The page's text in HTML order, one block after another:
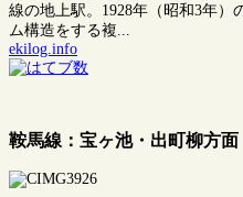
線の地上駅。1928年（昭和3年）
ム構造をする複...
ekilog.info
鞍馬線：宝ヶ池・出町柳方面